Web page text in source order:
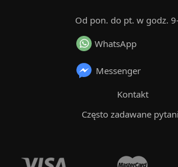
Od pon. do pt. w godz.
WhatsApp
Messenger
Kontakt
Często zadawane